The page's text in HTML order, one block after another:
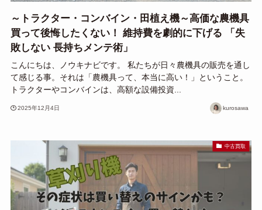
～トラクター・コンバイン・田植え機～高価な農機具
買って後悔したくない！ 維持費を劇的に下げる 「失
敗しない 長持ちメンテ術」
こんにちは、ノウキナビです。 私たちが日々農機具の販売を通し
て感じる事。それは「農機具って、本当に高い！」ということ。
トラクターやコンバインは、高額な設備投資...
2025年12月4日 kurosawa
中古買取